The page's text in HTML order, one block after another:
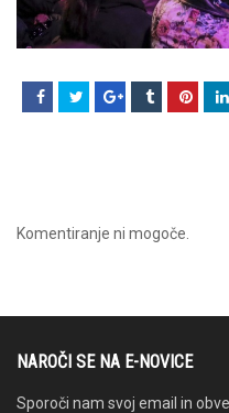
Komentiranje ni mogoče.
NAROČI SE NA E-NOVICE
Sporoči nam svoj email in